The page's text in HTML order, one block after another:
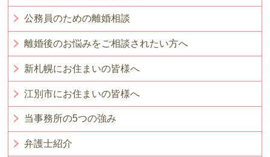
公務員のための離婚相談
離婚後のお悩みをご相談されたい方へ
新札幌にお住まいの皆様へ
江別市にお住まいの皆様へ
当事務所の5つの強み
弁護士紹介